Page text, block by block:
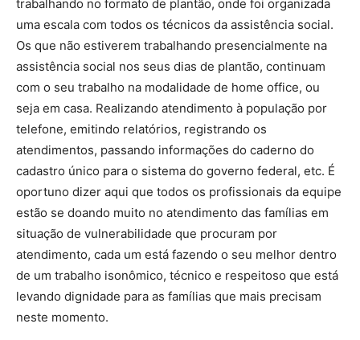
trabalhando no formato de plantão, onde foi organizada
uma escala com todos os técnicos da assistência social.
Os que não estiverem trabalhando presencialmente na
assistência social nos seus dias de plantão, continuam
com o seu trabalho na modalidade de home office, ou
seja em casa. Realizando atendimento à população por
telefone, emitindo relatórios, registrando os
atendimentos, passando informações do caderno do
cadastro único para o sistema do governo federal, etc. É
oportuno dizer aqui que todos os profissionais da equipe
estão se doando muito no atendimento das famílias em
situação de vulnerabilidade que procuram por
atendimento, cada um está fazendo o seu melhor dentro
de um trabalho isonômico, técnico e respeitoso que está
levando dignidade para as famílias que mais precisam
neste momento.